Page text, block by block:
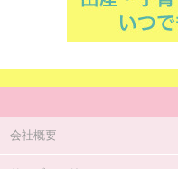
会社概要